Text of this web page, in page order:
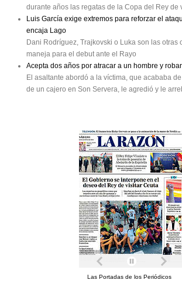
durante años las regatas de la Copa del Rey de
Luis García exige extremos para reforzar el
encaja Lago
Dani Rodríguez, Trajkovski o Luka son las otras
maneja para el debut ante el Rayo
Acepta dos años por atracar a un hombre y
El asaltante abordó a la víctima, que acababa
de un cajero en Son Servera, le agredió y le
Las Portadas de los Periódicos